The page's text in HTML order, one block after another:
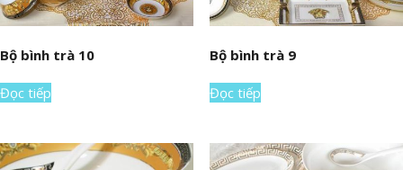
Bộ bình trà 10
Đọc tiếp
Bộ bình trà 9
Đọc tiếp